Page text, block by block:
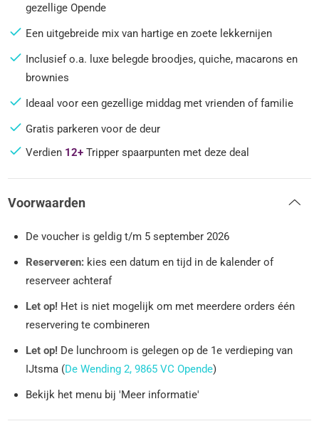
gezellige Opende
Een uitgebreide mix van hartige en zoete lekkernijen
Inclusief o.a. luxe belegde broodjes, quiche, macarons en
brownies
Ideaal voor een gezellige middag met vrienden of familie
Gratis parkeren voor de deur
Verdien 12+ Tripper spaarpunten met deze deal
Voorwaarden
De voucher is geldig t/m 5 september 2026
Reserveren: kies een datum en tijd in de kalender of
reserveer achteraf
Let op! Het is niet mogelijk om met meerdere orders één
reservering te combineren
Let op! De lunchroom is gelegen op de 1e verdieping van
IJtsma (De Wending 2, 9865 VC Opende)
Bekijk het menu bij 'Meer informatie'